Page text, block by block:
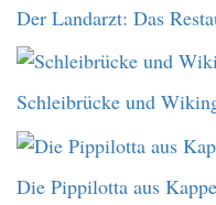
Der Landarzt: Das
Schleibrücke und
Die Pippilotta aus